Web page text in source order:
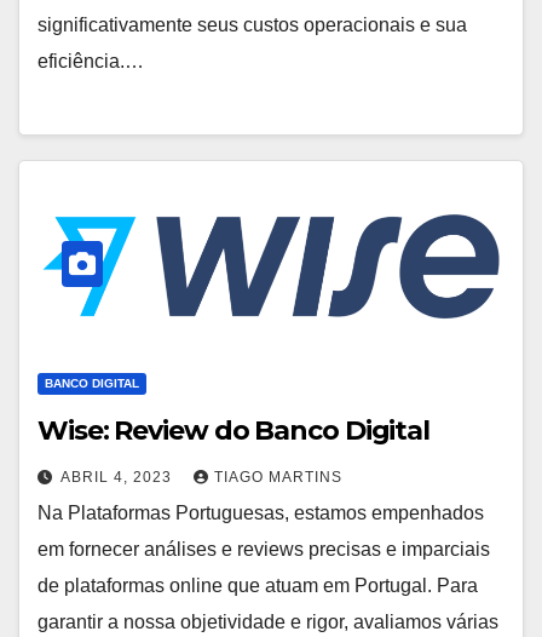
significativamente seus custos operacionais e sua
eficiência.…
BANCO DIGITAL
Wise: Review do Banco Digital
ABRIL 4, 2023 TIAGO MARTINS
Na Plataformas Portuguesas, estamos empenhados
em fornecer análises e reviews precisas e imparciais
de plataformas online que atuam em Portugal. Para
garantir a nossa objetividade e rigor, avaliamos várias